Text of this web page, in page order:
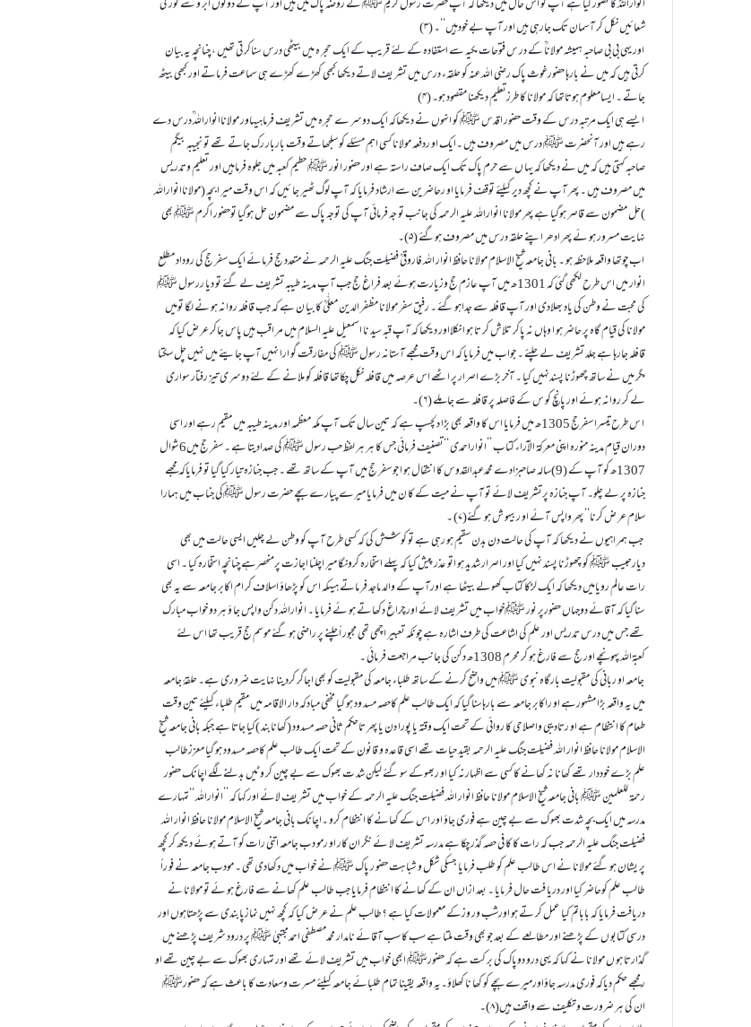
انواراللہؒ کا تصور کیا ہے آپ کو اس حال میں دیکھا کہ آپ حضرت رسول کریم ﷺ کے روضہ پاک میں ہیں اور آپ کے دونوں ابر و سے نور کی
شعائیں نکل کر آسمان تک جارہی ہیں اور آپ بے خودہیں‘‘۔ (۳)
اور یہی بی بی صاحبہ ہمیشہ مولاناؒ کے در س فتوحات مکیہ سے استفادہ کے لئے قریب کے ایک حجر ہ میں بیٹھی درس سناکر تی تھیں ، چنانچہ یہ بیان
کرتی ہیں کہ میں نے بارہا حضورغوث پاک رضی اللہ عنہ کو حلقہء درس میں تشر یف لاتے دیکھا کبھی کھڑے کھڑے ہی سماعت فرماتے اور کبھی بیٹھ
جاتے ۔ ایسامعلوم ہوتاتھا کہ مولانا کا طرزتعلیم دیکھنا مقصود ہو۔ (۴)
ایسے ہی ایک مرتبہ درس کے وقت حضور اقدس ﷺ کو انہوں نے دیکھاکہ ایک دوسر ے حجرہ میں تشریف فرماہیںاور مولاناانواراللہ ؒدرس دے
رہے ہیں اور آنحضرت ﷺ درس میں مصروف ہیں ۔ایک او ردفعہ مولانا کسی اہم مسئلے کو سلجھاتے وقت باربار رک جاتے تھے تو نجیبہ بیگم
صاحبہ کہتی ہیں کہ میں نے دیکھا کہ یہا ں سے حرم پاک تک ایک صاف راستہ ہے اور حضور انور ﷺ حطیم کعبہ میں جلوہ فرماہیں اور تعلیم وتدریس
میں مصروف ہیں ۔ پھر آپ نے کچھ دیر کیلئے توقف فر مایا او رحاضرین سے ارشاد فرمایا کہ آپ لوگ ٹھیر جا ئیں کہ اس وقت میر ا بچہ (مولاناانواراللہ
)حل مضمون سے قاصر ہوگیا ہے پھر مولانا انواراللہ علیہ الرحمہ کی جانب تو جہ فرمائی آپ کی توجہ پاک سے مضمون حل ہوگیا توحضور اکرم ﷺ بھی
نہایت مسرور ہو ئے پھر ادھر اپنے حلقہ درس میں مصروف ہوگئے (۵)۔
اب چوتھا واقعہ ملاحظہ ہو ۔ بانی جامعہ شیخ الاسلام مولانا حافظ انوار اللہ فاروقیؒ فضیلت جنگ علیہ الرحمہ نے متعدد حج فرمائے ایک سفر حج کی روداد مطلع
انوار میں اس طرح لکھی گئی کہ 1301ھ میں آپ عازم حج وزیارت ہوئے بعد فراغ حج جب آپ مدینہ طیبہ تشریف لے گئے تو دیا ررسول ﷺ
کی محبت نے وطن کی یاد بھلادی اور آپ قافلہ سے جداہو گئے ۔ رفیق سفر مولانا مظفر الدین معلّٰیؒ کا بیا ن ہے کہ جب قافلہ روانہ ہو نے لگا تومیں
مولانا کی قیام گاہ پر حاضر ہو ا وہاں نہ پاکر تلاش کر تا ہو ا نکلااور دیکھا کہ آپ قبہ سید نا اسمعیل علیہ السلام میں مر اقب ہیں پاس جاکر عر ض کیا کہ
قافلہ جارہا ہے جلد تشریف لے چلئے ۔ جواب میں فرمایا کہ اس وقت مجھے آستانہ رسول ﷺ کی مفارقت گو ارا نہیں آپ جایئے میں نہیں چل سکتا
مگر میں نے ساتھ چھوڑنا پسندنہیں کیا ۔ آخر بڑے اصرار پر اٹھے اس عرصہ میں قافلہ نکل چکاتھا قافلہ کو ملانے کے لئے دوسر ی تیز رفتار سواری
لے کر روانہ ہوئے اور پانچ کو س کے فاصلہ پر قافلہ سے جاملے (۶)۔
ا س طرح تیسرا سفرحج 1305ھ میں فرمایا اس کا واقعہ بھی بڑا دلچسپ ہے کہ تین سال تک آپ مکہ معظمہ اور مدینہ طیبہ میں مقیم رہے اور اسی
دوران قیام مدینہ منورہ اپنی معرکۃ الآراء کتاب ’’انواراحمدی ‘‘تصنیف فرمائی جس کا ہر ہر لفظ حب رسول ﷺ کی صدادیتا ہے ۔ سفر حج میں6شوال
1307ھ کو آپ کے (9)سالہ صاحبزادے محمدعبدالقدوس کا انتقال ہو ا جو سفر حج میں آپ کے ساتھ تھے ۔ جب جنازہ تیار کیا گیا تو فرمایاکہ مجھے
جنازہ پر لے چلو۔ آپ جنازہ پرتشریف لائے تو آپ نے میت کے کا ن میں فرمایا میرے پیارے بچے حضرت رسول ﷺکی جناب میں ہمارا
سلام عر ض کرنا‘‘ پھر واپس آئے او ربیہو ش ہو گئے(۷) ۔
جب ہمر اہیوں نے دیکھا کہ آپ کی حالت دن بدن سقیم ہو رہی ہے تو کو شش کی کہ کسی طرح آپ کو وطن لے چلیں ایسی حالت میں بھی
دیارحبیب ﷺ کو چھوڑنا پسند نہیں کیا اور اصرار شدید ہو اتو عذر پیش کیا کہ پہلے استخارہ کرونگا میر اچلنا اجازت پرمنحصرہے چنانچہ استخارہ کیا ۔ اسی
رات عالم رویامیں دیکھا کہ ایک لڑکا کتاب کھولے بیٹھا ہے اورآپ کے والد ماجد فر ماتے ہیںکہ اس کو پڑھاؤ اسلاف کر ام اکابر جامعہ سے یہ بھی
سنا گیا کہ آقائے دوجہاں حضورپر نور ﷺخواب میں تشریف لائے اور چراغ دکھاتے ہو ئے فرمایا ۔ انواراللہ دکن واپس جا ؤ ہر دو خواب مبارک
تھے جس میں درس تدریس اور علم کی اشاعت کی طرف اشارہ ہے چونکہ تعبیر اچھی تھی مجبور اًچلنے پر راضی ہو گئے موسم حج قریب تھا اس لئے
کعبۃاللہ پہونچے اور حج سے فارغ ہو کر محرم 1308ھ دکن کی جانب مراجعت فر مائی ۔
جامعہ او ربانی کی مقبولیت بارگاہ نبو ی ﷺ میں واضح کرنے کے ساتھ طلباء جامعہ کی مقبولیت کو بھی اجاگر کردینا نہایت ضروری ہے۔ حلقۂ جامعہ
میں یہ واقعہ بڑا مشہورہے او راکابر جامعہ سے بارہاسنا گیا کہ ایک طالب علم کاحصہ مسد ود ہو گیا مخفی مبادکہ دار الاقامہ میں مقیم طلباء کیلئے تین وقت
طعام کا انتظام ہے او رتادیبی واصلاحی کا روائی کے تحت ایک وقتہ یا پورا دن یا پھر تاحکم ثانی حصہ مسدود (کھانابند )کیا جاتا ہے جبکہ بانی جامعہ شیخ
الاسلام مولانا حافظ انوار اللہ فضیلت جنگ علیہ الرحمہ بقید حیات تھے اسی قاعدہ و قانون کے تحت ایک طالب علم کاحصہ مسدود ہو گیا معززطالب
علم بڑے خوددار تھے کھانا نہ کھانے کا کسی سے اظہارنہ کیا او ربھوکے سو گئے لیکن شد ت بھوک سے بے چین کر و ٹیں بدلنے لگے اچانک حضور
رحمۃ للعلمین ﷺ بانی جامعہ شیخ الاسلام مولانا حافظ انوار اللہ فضیلت جنگ علیہ الرحمہ کے خواب میں تشر یف لائے اور کہا کہ ’’انواراللہ ‘‘تمہارے
مدرسہ میں ایک بچہ شدت بھو ک سے بے چین ہے فوری جاؤ اور اس کے کھانے کا انتظام کرو ۔اچانک بانی جامعہ شیخ الاسلام مولانا حافظ انوار اللہ
فضیلت جنگ علیہ الرحمہ جب کہ رات کا کا فی حصہ گذر چکا ہے مدرسہ تشریف لا ئے نگر ان کار او رمو دب جامعہ اتنی رات کو آتے ہوئے دیکھ کر کچھ
پر یشان ہو گئے مولانا نے اس طالب علم کو طلب فرمایا جسکی شکل و شبا ہت حضو ر پاک ﷺ نے خواب میں دکھادی تھی ۔ مودب جامعہ نے فو راً
طالب علم کوحاضر کیا اور دریا فت حال فر مایا ۔ بعد ازاں ان کے کھانے کا انتظام فرمایا جب طالب علم کھانے سے فارغ ہو ئے تو مولانا نے
دریافت فرمایا کہ باباتم کیا عمل کر تے ہو اورشب ور وزکے معمولات کیا ہے ؟طالب علم نے عر ض کیا کہ کچھ نہیں نمازپابندی سے پڑھتاہوں اور
درسی کتابو ں کے پڑھنے اور مطالعے کے بعد جو بھی وقت ملتا ہے سب کا سب آقائے نامدار محمدمصطفی احمدمجتبیٰ ﷺ پر درود شریف پڑھنے میں
گذارتا ہو ں مولانا نے کہا کہ یہی درو دوپاک کی بر کت ہے کہ حضورﷺ ابھی خواب میں تشریف لائے تھے اور تمہاری بھوک سے بے چین تھے او
رمجھے حکم دیاکہ فوری مدرسہ جاؤاورمیرے بچے کو کھا نا کھلاؤ۔یہ واقعہ یقینا تمام طلبائے جامعہ کیلئے مسر ت وسعادت کا باعث ہے کہ حضورﷺ
ان کی ہر ضرورت و تکلیف سے واقف ہیں(۸)۔